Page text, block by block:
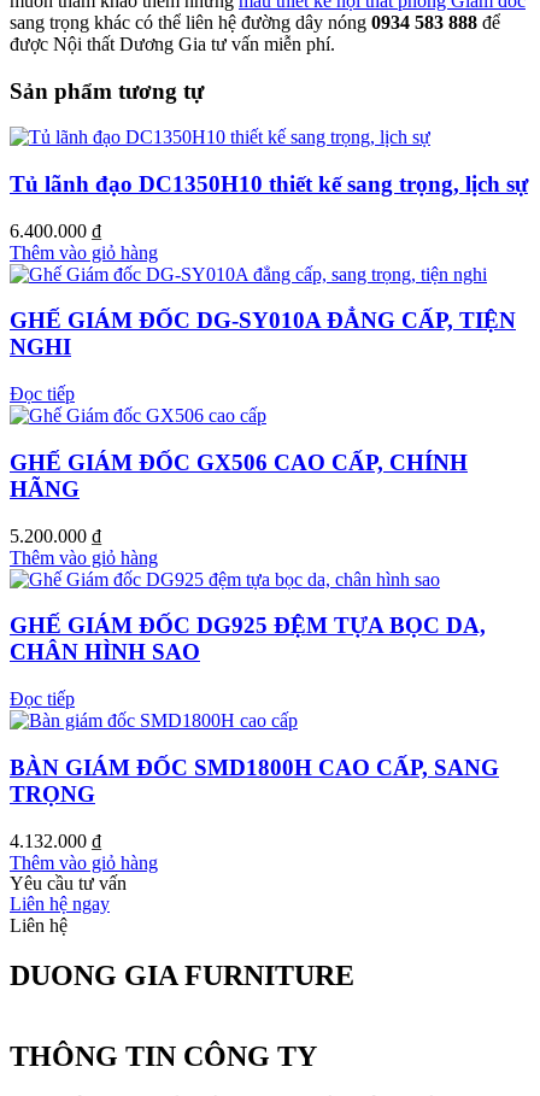
sang trọng khác có thể liên hệ đường dây nóng 0934 583 888 để
được Nội thất Dương Gia tư vấn miễn phí.
Sản phẩm tương tự
Tủ lãnh đạo DC1350H10 thiết kế sang trọng, lịch sự
6.400.000 ₫
Thêm vào giỏ hàng
GHẾ GIÁM ĐỐC DG-SY010A ĐẲNG CẤP, TIỆN
NGHI
Đọc tiếp
GHẾ GIÁM ĐỐC GX506 CAO CẤP, CHÍNH
HÃNG
5.200.000 ₫
Thêm vào giỏ hàng
GHẾ GIÁM ĐỐC DG925 ĐỆM TỰA BỌC DA,
CHÂN HÌNH SAO
Đọc tiếp
BÀN GIÁM ĐỐC SMD1800H CAO CẤP, SANG
TRỌNG
4.132.000 ₫
Thêm vào giỏ hàng
Yêu cầu tư vấn
Liên hệ ngay
Liên hệ
DUONG GIA FURNITURE
THÔNG TIN CÔNG TY